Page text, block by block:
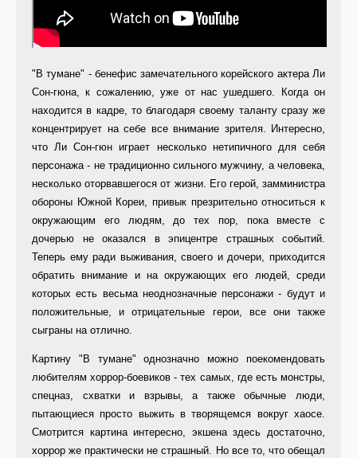
"В тумане" - бенефис замечательного корейского актера Ли
Сон-гюна, к сожалению, уже от нас ушедшего. Когда он
находится в кадре, то благодаря своему таланту сразу же
концентрирует на себе все внимание зрителя. Интересно,
что Ли Сон-гюн играет несколько нетипичного для себя
персонажа - не традиционно сильного мужчину, а человека,
несколько оторвавшегося от жизни. Его герой, замминистра
обороны Южной Кореи, привык презрительно относиться к
окружающим его людям, до тех пор, пока вместе с
дочерью не оказался в эпицентре страшных событий.
Теперь ему ради выживания, своего и дочери, приходится
обратить внимание и на окружающих его людей, среди
которых есть весьма неоднозначные персонажи - будут и
положительные, и отрицательные герои, все они также
сыграны на отлично.
Картину "В тумане" однозначно можно поекомендовать
любителям хоррор-боевиков - тех самых, где есть монстры,
спецназ, схватки и взрывы, а также обычные люди,
пытающиеся просто выжить в творящемся вокруг хаосе.
Смотрится картина интересно, экшена здесь достаточно,
хоррор же практически не страшный. Но все то, что обещал